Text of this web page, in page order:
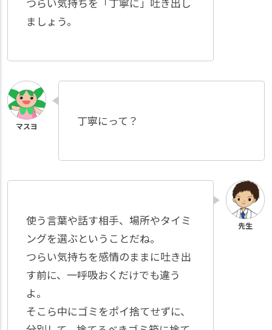
ましょう。
丁寧にって？
使う言葉や話す相手、場所やタイミ
ングを選ぶということだね。
つらい気持ちを感情のままに吐き出
す前に、一呼吸おくだけでも違う
よ。
そこら中にゴミをポイ捨てせずに、